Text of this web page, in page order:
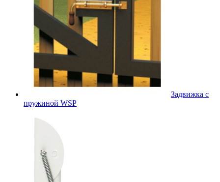
Задвижка с
пружиной WSP